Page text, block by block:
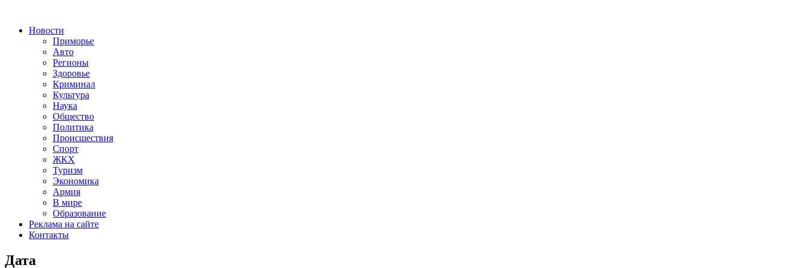
Новости
Приморье
Авто
Регионы
Здоровье
Криминал
Культура
Наука
Общество
Политика
Происшествия
Спорт
ЖКХ
Туризм
Экономика
Армия
В мире
Образование
Реклама на сайте
Контакты
Дата